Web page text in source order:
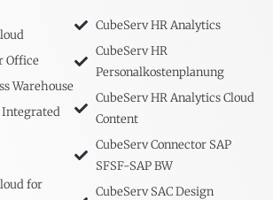
Office
Warehouse
Integrated
for
CubeServ HR Analytics
CubeServ HR
Personalkostenplanung
CubeServ HR Analytics Cloud
Content
CubeServ Connector SAP
SFSF-SAP BW
CubeServ SAC Design